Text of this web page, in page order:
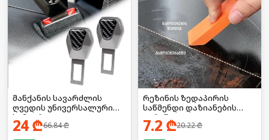
მანქანის სავარძლის
ღვედის უნივერსალური
სამაგრი
24₾66.84₾
რეზინის ზედაპირის
საწმენდი დაზიანების
გარეშე
7.2 ₾20.22₾